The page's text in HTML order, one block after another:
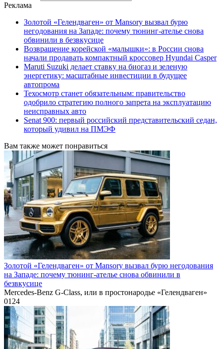
Реклама
Золотой «Гелендваген» от Mansory вызвал бурю
негодования на Западе: почему тюнинг-ателье снова
обвинили в безвкусице
Возвращение корейской «малышки»: в России снова
начали продавать компактный кроссовер Hyundai Casper
Maruti Suzuki делает ставку на биогаз и зеленую
энергетику: масштабные инвестиции в будущее
автопрома
Техосмотр станет обязательным: правительство
одобрило стратегию полного запрета на эксплуатацию
неисправных авто
Senat 900: первый российский представительский седан,
который удивил на ПМЭФ
Вам также может понравиться
Золотой «Гелендваген» от Mansory вызвал бурю негодования
на Западе: почему тюнинг-ателье снова обвинили в
безвкусице
Mercedes-Benz G-Class, или в простонародье «Гелендваген»
0124